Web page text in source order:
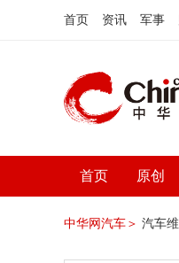
首页 资讯 军事
首页 原创
中华网汽车＞ 汽车